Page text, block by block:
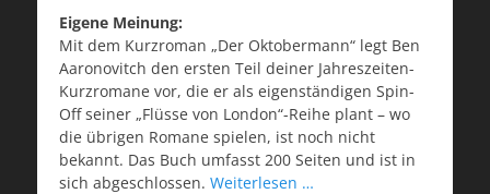
Eigene Meinung:
Mit dem Kurzroman „Der Oktobermann“ legt Ben
Aaronovitch den ersten Teil deiner Jahreszeiten-
Kurzromane vor, die er als eigenständigen Spin-
Off seiner „Flüsse von London“-Reihe plant – wo
die übrigen Romane spielen, ist noch nicht
bekannt. Das Buch umfasst 200 Seiten und ist in
sich abgeschlossen. Weiterlesen …